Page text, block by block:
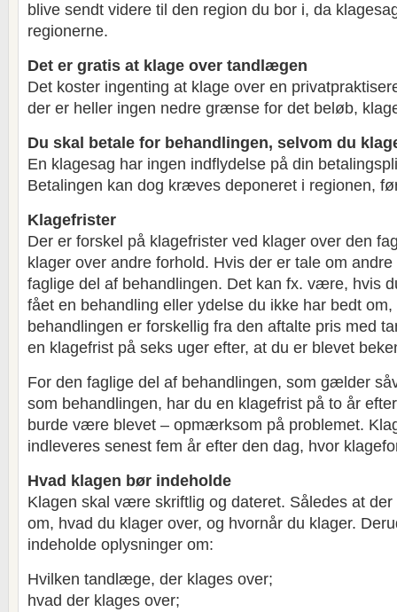
blive sendt videre til den region du bor i, da
regionerne.
Det er gratis at klage over tandlægen
Det koster ingenting at klage over en
der er heller ingen nedre grænse for det beløb,
Du skal betale for behandlingen, selvom du
En klagesag har ingen indflydelse på din
Betalingen kan dog kræves deponeret i regionen,
Klagefrister
Der er forskel på klagefrister ved klager over den
klager over andre forhold. Hvis der er tale om
faglige del af behandlingen. Det kan fx. være, hvis
fået en behandling eller ydelse du ikke har bedt
behandlingen er forskellig fra den aftalte pris med
en klagefrist på seks uger efter, at du er blevet
For den faglige del af behandlingen, som gælder
som behandlingen, har du en klagefrist på to år
burde være blevet – opmærksom på problemet.
indleveres senest fem år efter den dag, hvor
Hvad klagen bør indeholde
Klagen skal være skriftlig og dateret. Således at
om, hvad du klager over, og hvornår du klager.
indeholde oplysninger om:
Hvilken tandlæge, der klages over;
hvad der klages over;